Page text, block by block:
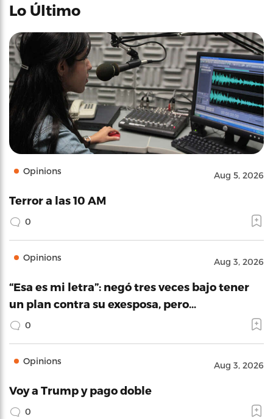
Lo Último
Opinions Aug 5, 2026
Terror a las 10 AM
0
Opinions Aug 3, 2026
“Esa es mi letra”: negó tres veces bajo tener
un plan contra su exesposa, pero…
0
Opinions Aug 3, 2026
Voy a Trump y pago doble
0